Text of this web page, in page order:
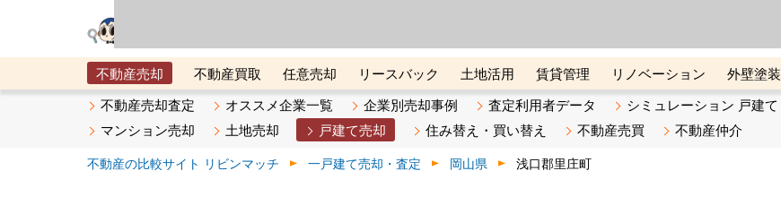
不動産売却 不動産買取 任意売却 リースバック 土地活用 賃貸管理 リノベーション 外壁塗装
メタ住宅展示場
ベスト不動産カンパニー オンライン講座 リビンマガジンBiz 不動産売却ご相談デスク
不動産売却査定 オススメ企業一覧 企業別売却事例 査定利用者データ
シミュレーション 戸建て
マンション売却
土地売却 戸建て売却 住み替え・買い替え 不動産売買 不動産仲介
不動産の比較サイト リビンマッチ 一戸建て売却・査定 岡山県 浅口郡里庄町